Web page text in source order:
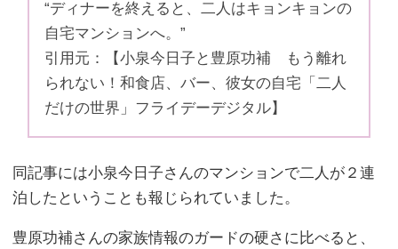
“ディナーを終えると、二人はキョンキョンの
自宅マンションへ。”
引用元：【小泉今日子と豊原功補 もう離れ
られない！和食店、バー、彼女の自宅「二人
だけの世界」フライデーデジタル】
同記事には小泉今日子さんのマンションで二人が２連
泊したということも報じられていました。
豊原功補さんの家族情報のガードの硬さに比べると、